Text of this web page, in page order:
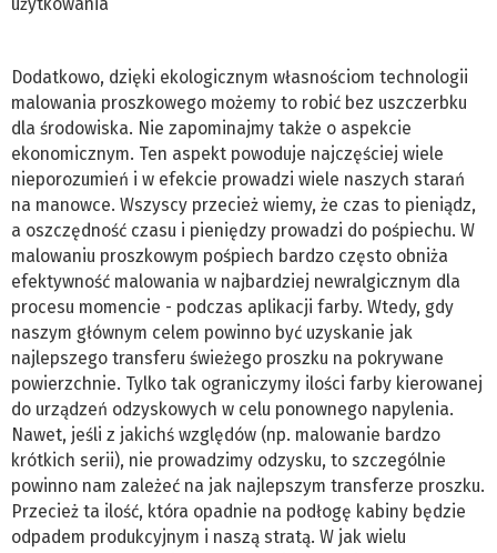
Dodatkowo, dzięki ekologicznym własnościom technologii
malowania proszkowego możemy to robić bez uszczerbku
dla środowiska. Nie zapominajmy także o aspekcie
ekonomicznym. Ten aspekt powoduje najczęściej wiele
nieporozumień i w efekcie prowadzi wiele naszych starań
na manowce. Wszyscy przecież wiemy, że czas to pieniądz,
a oszczędność czasu i pieniędzy prowadzi do pośpiechu. W
malowaniu proszkowym pośpiech bardzo często obniża
efektywność malowania w najbardziej newralgicznym dla
procesu momencie - podczas aplikacji farby. Wtedy, gdy
naszym głównym celem powinno być uzyskanie jak
najlepszego transferu świeżego proszku na pokrywane
powierzchnie. Tylko tak ograniczymy ilości farby kierowanej
do urządzeń odzyskowych w celu ponownego napylenia.
Nawet, jeśli z jakichś względów (np. malowanie bardzo
krótkich serii), nie prowadzimy odzysku, to szczególnie
powinno nam zależeć na jak najlepszym transferze proszku.
Przecież ta ilość, która opadnie na podłogę kabiny będzie
odpadem produkcyjnym i naszą stratą. W jak wielu